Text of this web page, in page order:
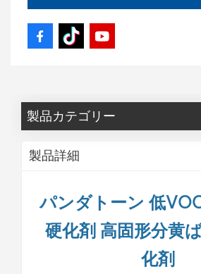
製品カテゴリー
製品詳細
パンダトーン 低
硬化剤 高固形分黄
化剤